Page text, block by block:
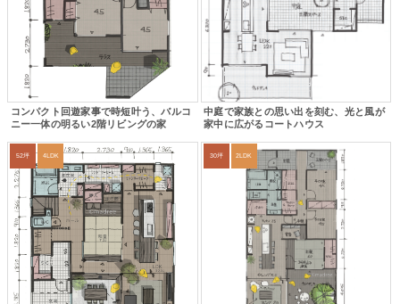
コンパクト回遊家事で時短叶う、バルコ
ニー一体の明るい2階リビングの家
中庭で家族との思い出を刻む、光と風が
家中に広がるコートハウス
52坪 4LDK 30坪 2LDK